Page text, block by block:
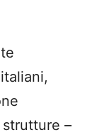
–